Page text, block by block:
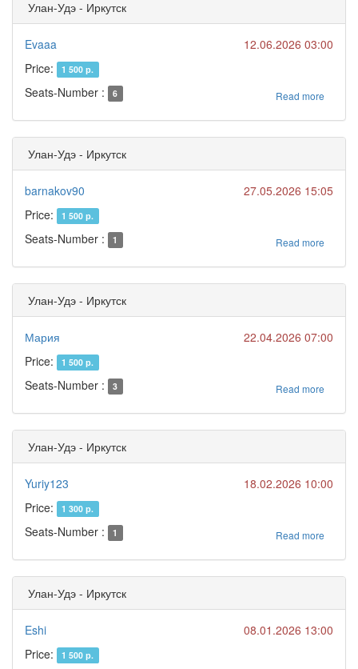
Улан-Удэ - Иркутск
Evaaa
12.06.2026 03:00
Price:
1 500 р.
Seats-Number : 6 Read more
Улан-Удэ - Иркутск
barnakov90
27.05.2026 15:05
Price:
1 500 р.
Seats-Number : 1 Read more
Улан-Удэ - Иркутск
Мария
22.04.2026 07:00
Price:
1 500 р.
Seats-Number : 3 Read more
Улан-Удэ - Иркутск
Yuriy123
18.02.2026 10:00
Price:
1 300 р.
Seats-Number : 1 Read more
Улан-Удэ - Иркутск
Eshi
08.01.2026 13:00
Price:
1 500 р.